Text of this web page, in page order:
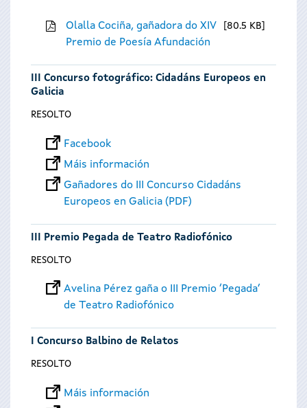
Olalla Cociña, gañadora do XIV
Premio de Poesía Afundación
80.5 KB
III Concurso fotográfico: Cidadáns Europeos en
Galicia
RESOLTO
Facebook
Máis información
Gañadores do III Concurso Cidadáns
Europeos en Galicia (PDF)
III Premio Pegada de Teatro Radiofónico
RESOLTO
Avelina Pérez gaña o III Premio ‘Pegada’
de Teatro Radiofónico
I Concurso Balbino de Relatos
RESOLTO
Máis información